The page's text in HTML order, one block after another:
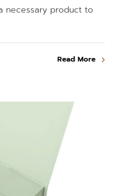
necessary product to
Read More